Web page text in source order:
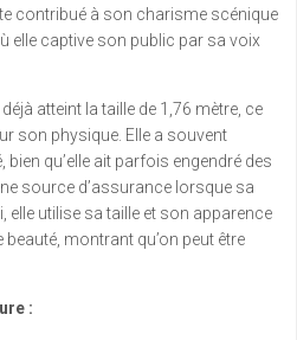
contribué à son charisme scénique
elle captive son public par sa voix
atteint la taille de 1,76 mètre, ce
son physique. Elle a souvent
qu’elle ait parfois engendré des
source d’assurance lorsque sa
elle utilise sa taille et son apparence
montrant qu’on peut être
: